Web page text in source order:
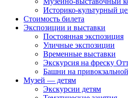
Историко-культурный
Стоимость билета
Экспозиции и выставки
Постоянная экспозиция
Уличные экспозиции
Временные выставки
Экскурсия на фреску
Башни на
Музей — детям
Экскурсии детям